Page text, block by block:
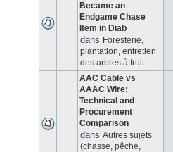
Became an
Endgame Chase
Item in Diab
dans Foresterie,
plantation, entretien
des arbres à fruit
AAC Cable vs
AAAC Wire:
Technical and
Procurement
Comparison
dans Autres sujets
(chasse, pêche,